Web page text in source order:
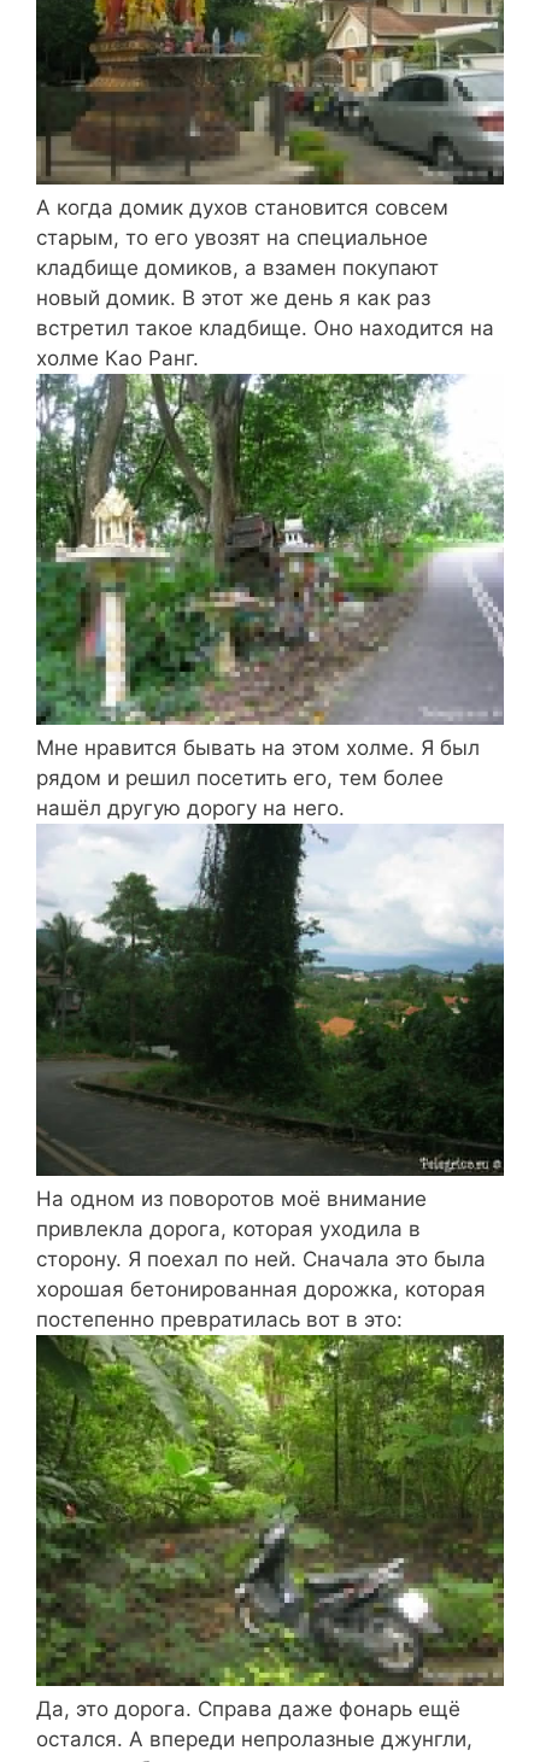
А когда домик духов становится совсем
старым, то его увозят на специальное
кладбище домиков, а взамен покупают
новый домик. В этот же день я как раз
встретил такое кладбище. Оно находится на
холме Као Ранг.
Мне нравится бывать на этом холме. Я был
рядом и решил посетить его, тем более
нашёл другую дорогу на него.
На одном из поворотов моё внимание
привлекла дорога, которая уходила в
сторону. Я поехал по ней. Сначала это была
хорошая бетонированная дорожка, которая
постепенно превратилась вот в это:
Да, это дорога. Справа даже фонарь ещё
остался. А впереди непролазные джунгли,